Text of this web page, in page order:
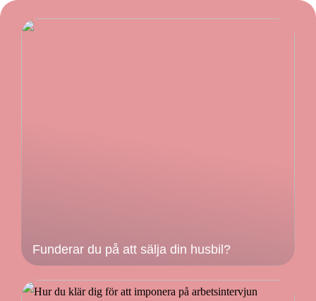
Funderar du på att sälja din husbil?